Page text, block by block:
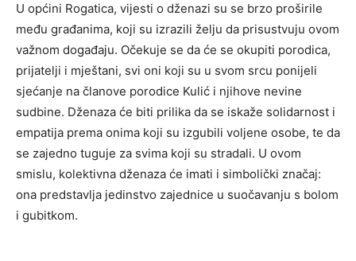
U općini Rogatica, vijesti o dženazi su se brzo proširile
među građanima, koji su izrazili želju da prisustvuju ovom
važnom događaju. Očekuje se da će se okupiti porodica,
prijatelji i mještani, svi oni koji su u svom srcu ponijeli
sjećanje na članove porodice Kulić i njihove nevine
sudbine. Dženaza će biti prilika da se iskaže solidarnost i
empatija prema onima koji su izgubili voljene osobe, te da
se zajedno tuguje za svima koji su stradali. U ovom
smislu, kolektivna dženaza će imati i simbolički značaj:
ona predstavlja jedinstvo zajednice u suočavanju s bolom
i gubitkom.